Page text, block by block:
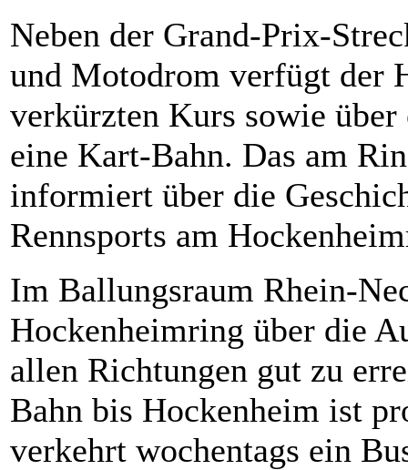
Neben der Grand-Prix-
und Motodrom verfügt der
verkürzten Kurs sowie
eine Kart-Bahn. Das am
informiert über die
Rennsports am
Im Ballungsraum Rhein-
Hockenheimring über die
allen Richtungen gut zu
Bahn bis Hockenheim ist
verkehrt wochentags ein